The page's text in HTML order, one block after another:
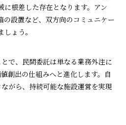
に根差した存在となります。アン
の設置など、双方向のコミュニケー
ょう。
で、民間委託は単なる業務外注に
創出の仕組みへと進化します。自
がら、持続可能な施設運営を実現